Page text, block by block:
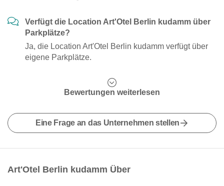
Verfügt die Location Art'Otel Berlin kudamm über
Parkplätze?
Ja, die Location Art'Otel Berlin kudamm verfügt über
eigene Parkplätze.
Bewertungen weiterlesen
Eine Frage an das Unternehmen stellen
Art'Otel Berlin kudamm Über